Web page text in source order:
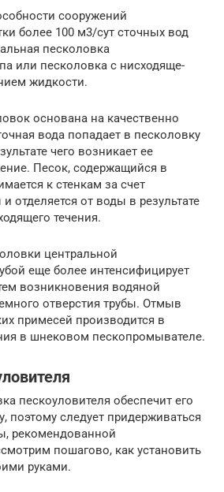
сооружений
более 100 м3/сут сточных вод
песколовка
или песколовка с нисходяще-
жидкости.
основана на качественно
вода попадает в песколовку
чего возникает ее
Песок, содержащийся в
к стенкам за счет
отделяется от воды в результате
течения.
центральной
еще более интенсифицирует
возникновения водяной
отверстия трубы. Отмыв
примесей производится в
в шнековом пескопромывателе.
пескоуловителя обеспечит его
поэтому следует придерживаться
рекомендованной
пошагово, как установить
руками.